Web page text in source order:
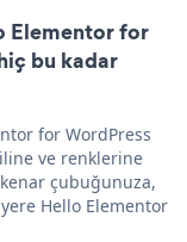
Elementor for
bu kadar
for WordPress
ve renklerine
kenar çubuğunuza,
Hello Elementor